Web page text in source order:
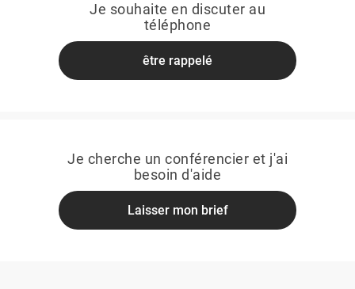
Je souhaite en discuter au
téléphone
être rappelé
Je cherche un conférencier et j'ai
besoin d'aide
Laisser mon brief